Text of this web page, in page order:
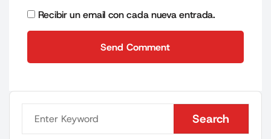
Recibir un email con cada nueva entrada.
Send Comment
Search
Search